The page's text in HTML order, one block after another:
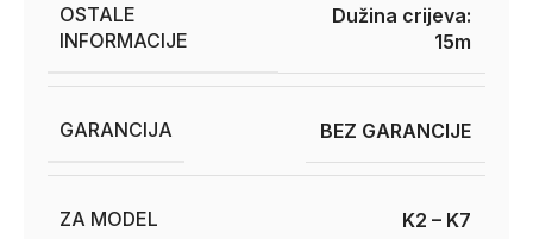
OSTALE
INFORMACIJE
Dužina crijeva:
15m
GARANCIJA BEZ GARANCIJE
ZA MODEL K2 – K7